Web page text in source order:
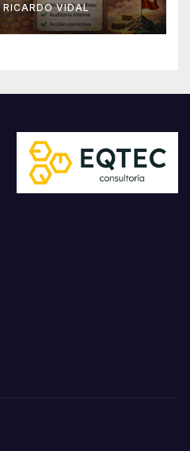
RICARDO VIDAL